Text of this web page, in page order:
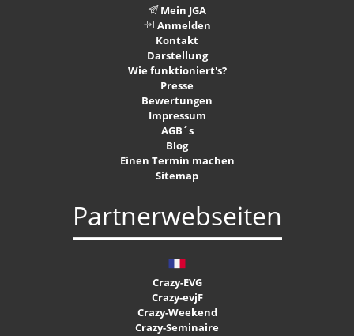
Mein JGA
Anmelden
Kontakt
Darstellung
Wie funktioniert's?
Presse
Bewertungen
Impressum
AGB´s
Blog
Einen Termin machen
Sitemap
Partnerwebseiten
Crazy-EVG
Crazy-evjF
Crazy-Weekend
Crazy-Seminaire